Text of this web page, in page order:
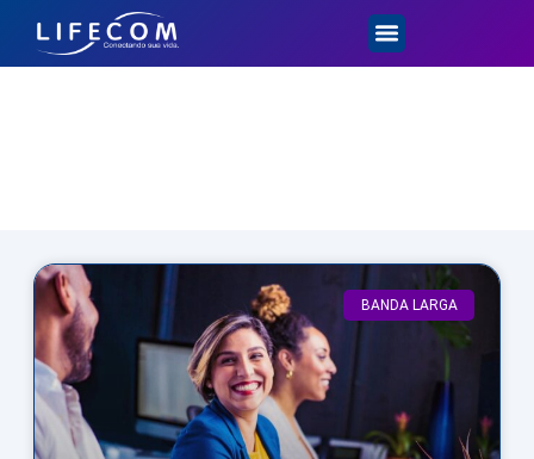
BANDA LARGA